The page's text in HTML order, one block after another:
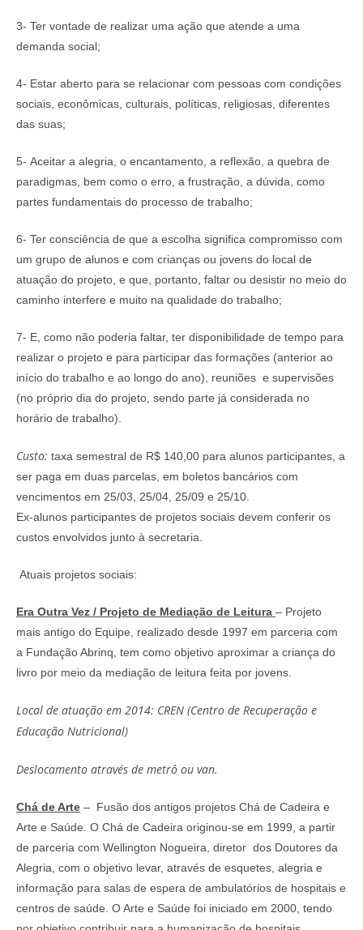
3- Ter vontade de realizar uma ação que atende a uma
demanda social;
4- Estar aberto para se relacionar com pessoas com condições
sociais, econômicas, culturais, políticas, religiosas, diferentes
das suas;
5- Aceitar a alegria, o encantamento, a reflexão, a quebra de
paradigmas, bem como o erro, a frustração, a dúvida, como
partes fundamentais do processo de trabalho;
6- Ter consciência de que a escolha significa compromisso com
um grupo de alunos e com crianças ou jovens do local de
atuação do projeto, e que, portanto, faltar ou desistir no meio do
caminho interfere e muito na qualidade do trabalho;
7- E, como não poderia faltar, ter disponibilidade de tempo para
realizar o projeto e para participar das formações (anterior ao
início do trabalho e ao longo do ano), reuniões e supervisões
(no próprio dia do projeto, sendo parte já considerada no
horário de trabalho).
Custo: taxa semestral de R$ 140,00 para alunos participantes, a
ser paga em duas parcelas, em boletos bancários com
vencimentos em 25/03, 25/04, 25/09 e 25/10.
Ex-alunos participantes de projetos sociais devem conferir os
custos envolvidos junto à secretaria.
Atuais projetos sociais:
Era Outra Vez / Projeto de Mediação de Leitura – Projeto
mais antigo do Equipe, realizado desde 1997 em parceria com
a Fundação Abrinq, tem como objetivo aproximar a criança do
livro por meio da mediação de leitura feita por jovens.
Local de atuação em 2014: CREN (Centro de Recuperação e
Educação Nutricional)
Deslocamento através de metrô ou van.
Chá de Arte – Fusão dos antigos projetos Chá de Cadeira e
Arte e Saúde. O Chá de Cadeira originou-se em 1999, a partir
de parceria com Wellington Nogueira, diretor dos Doutores da
Alegria, com o objetivo levar, através de esquetes, alegria e
informação para salas de espera de ambulatórios de hospitais e
centros de saúde. O Arte e Saúde foi iniciado em 2000, tendo